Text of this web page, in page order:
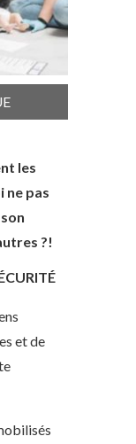
les
ne pas
?!
et de